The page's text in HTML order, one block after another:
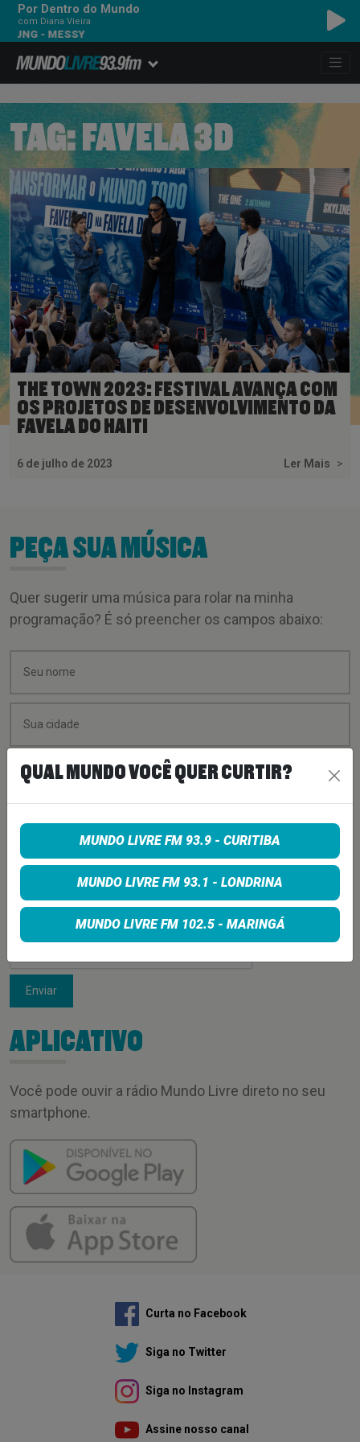
Por Dentro do Mundo
com Diana Vieira
MESSY
TAG: FAVELA 3D
THE TOWN 2023: FESTIVAL AVANÇA COM
OS PROJETOS DE DESENVOLVIMENTO DA
FAVELA DO HAITI
6 de julho de 2023 Ler Mais >
PEÇA SUA MÚSICA
Quer sugerir uma música para rolar na minha
programação? É só preencher os campos abaixo:
Enviar
APLICATIVO
Você pode ouvir a rádio Mundo Livre direto no seu
smartphone.
Curta no Facebook
Siga no Twitter
Siga no Instagram
Assine nosso canal
QUAL MUNDO VOCÊ QUER CURTIR?
MUNDO LIVRE FM 93.9 - CURITIBA
MUNDO LIVRE FM 93.1 - LONDRINA
MUNDO LIVRE FM 102.5 - MARINGÁ